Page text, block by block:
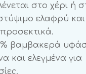
στο χέρι ή
ελαφρύ και
βαμβακερά
και ελεγμένα για